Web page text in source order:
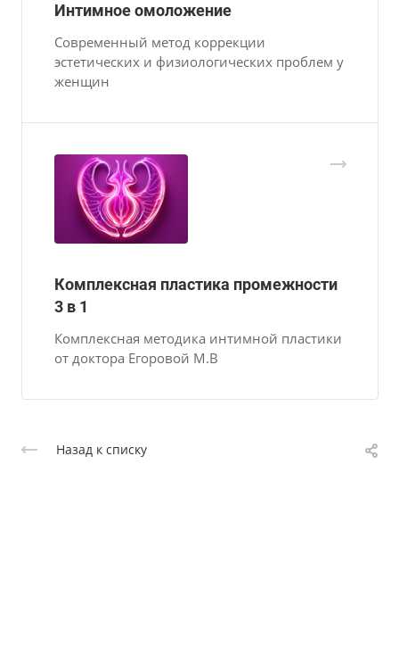
Интимное омоложение
Современный метод коррекции
эстетических и физиологических проблем у
женщин
Комплексная пластика промежности
3 в 1
Комплексная методика интимной пластики
от доктора Егоровой М.В
Назад к списку